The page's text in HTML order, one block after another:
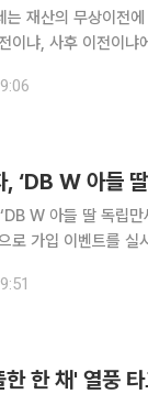
는 재산의 무상이전
이냐, 사후 이전이
부 및 세금 계산방
‘DB W 아들
W 아들 딸 독립
이벤트를 실시한다고 20일 밝혔
장기적으로 이익을